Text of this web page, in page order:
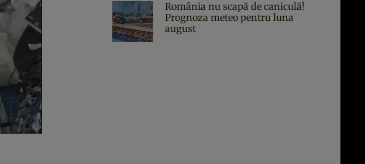
România nu scapă de caniculă!
Prognoza meteo pentru luna
august